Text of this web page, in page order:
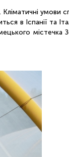
Кліматичні умови
в Іспанії та
містечка